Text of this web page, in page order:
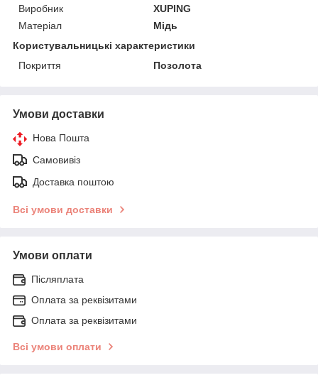
Виробник
XUPING
Матеріал
Мідь
Користувальницькі характеристики
Покриття
Позолота
Умови доставки
Нова Пошта
Самовивіз
Доставка поштою
Всі умови доставки
Умови оплати
Післяплата
Оплата за реквізитами
Оплата за реквізитами
Всі умови оплати